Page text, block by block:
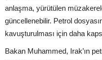
anlaşma, yürütülen
güncellenebilir. Petrol
kavuşturulması için daha
Bakan Muhammed, Irak’ın